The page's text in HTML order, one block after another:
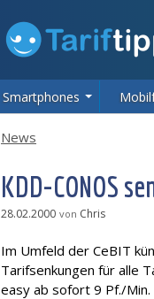
Smartphones
News
KDD-CONOS
28.02.2000 von Chris
Im Umfeld der CeBIT
Tarifsenkungen für alle
easy ab sofort 9 Pf./